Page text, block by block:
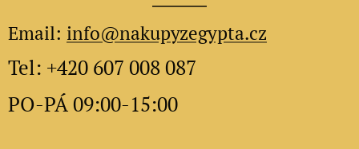
Email: info@nakupyzegypta.cz
Tel: +420 607 008 087
PO-PÁ 09:00-15:00